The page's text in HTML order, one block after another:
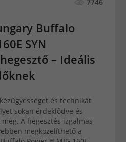
7746
Buffalo
SYN
– Ideális
és technikát
sokan érdeklődve és
A hegesztés izgalmas
megközelíthető a